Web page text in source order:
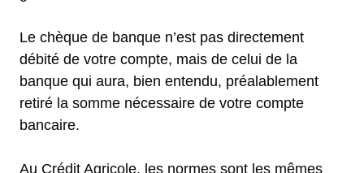
Le chèque de banque n’est pas directement
débité de votre compte, mais de celui de la
banque qui aura, bien entendu, préalablement
retiré la somme nécessaire de votre compte
bancaire.
Au Crédit Agricole, les normes sont les mêmes